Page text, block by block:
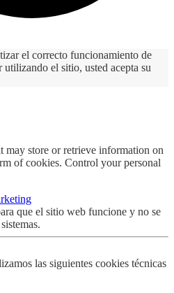
el correcto funcionamiento de
el sitio, usted acepta su
store or retrieve information on
of cookies. Control your personal
que el sitio web funcione y no se
las siguientes cookies técnicas